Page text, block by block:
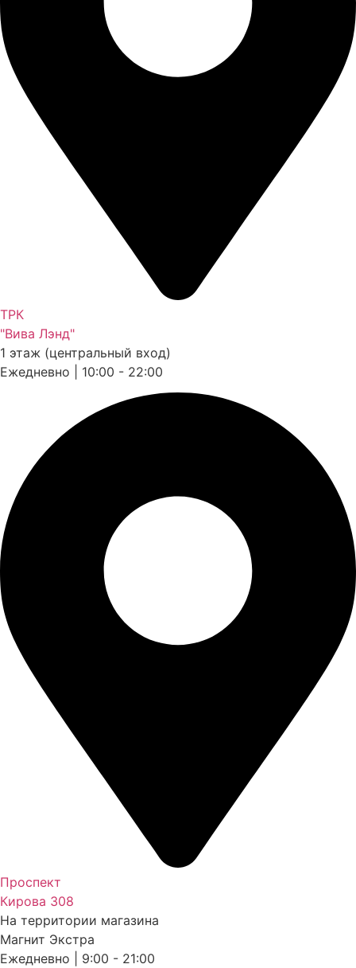
ТРК
"Вива Лэнд"
1 этаж (центральный вход)
Ежедневно | 10:00 - 22:00
Проспект
Кирова 308
На территории магазина
Магнит Экстра
Ежедневно | 9:00 - 21:00